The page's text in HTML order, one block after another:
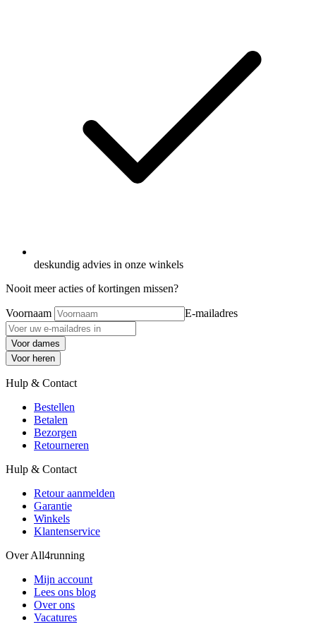
deskundig advies in onze winkels
Nooit meer acties of kortingen missen?
Voornaam E-mailadres
Voor dames
Voor heren
Hulp & Contact
Bestellen
Betalen
Bezorgen
Retourneren
Hulp & Contact
Retour aanmelden
Garantie
Winkels
Klantenservice
Over All4running
Mijn account
Lees ons blog
Over ons
Vacatures